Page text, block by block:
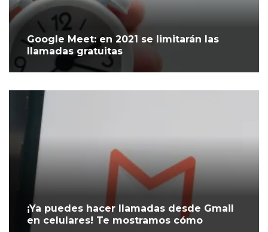
Google Meet: en 2021 se limitarán las
llamadas gratuitas
¡Ya puedes hacer llamadas desde Gmail
en celulares! Te mostramos cómo